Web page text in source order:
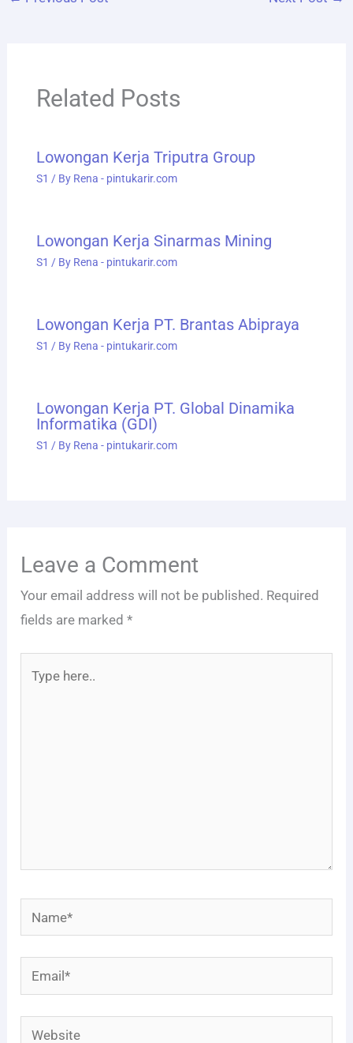
Related Posts
Lowongan Kerja Triputra Group
S1 / By Rena - pintukarir.com
Lowongan Kerja Sinarmas Mining
S1 / By Rena - pintukarir.com
Lowongan Kerja PT. Brantas Abipraya
S1 / By Rena - pintukarir.com
Lowongan Kerja PT. Global Dinamika
Informatika (GDI)
S1 / By Rena - pintukarir.com
Leave a Comment
Your email address will not be published. Required
fields are marked*
here..
Name*
Email*
Website